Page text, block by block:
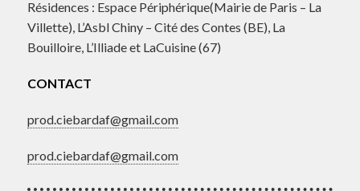
Résidences : Espace Périphérique(Mairie de Paris – La
Villette), L’Asbl Chiny – Cité des Contes (BE), La
Bouilloire, L’Illiade et LaCuisine (67)
CONTACT
prod.ciebardaf@gmail.com
prod.ciebardaf@gmail.com